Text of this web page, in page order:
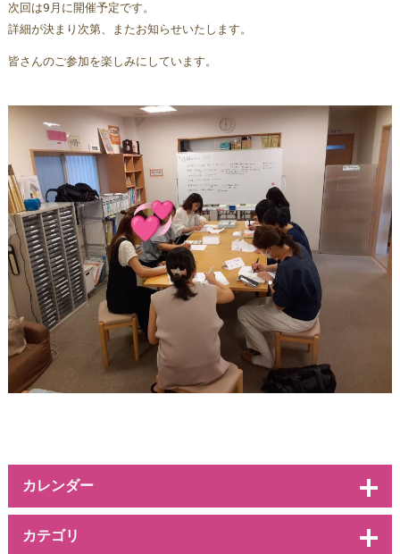
次回は9月に開催予定です。
詳細が決まり次第、またお知らせいたします。
皆さんのご参加を楽しみにしています。
カレンダー
カテゴリ